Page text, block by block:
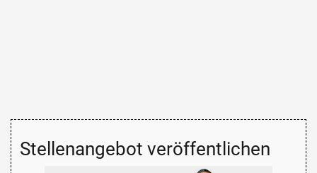
Stellenangebot veröffentlichen